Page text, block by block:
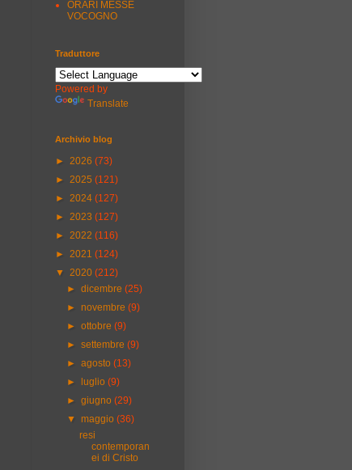
ORARI MESSE
VOCOGNO
Traduttore
Powered by
Translate
Archivio blog
► 2026 (73)
► 2025 (121)
► 2024 (127)
► 2023 (127)
► 2022 (116)
► 2021 (124)
▼ 2020 (212)
►dicembre(25)
►novembre(9)
►ottobre(9)
►settembre(9)
►agosto(13)
►
luglio(9)
►giugno(29)
▼maggio(36)
resi
contemporan
ei di Cristo